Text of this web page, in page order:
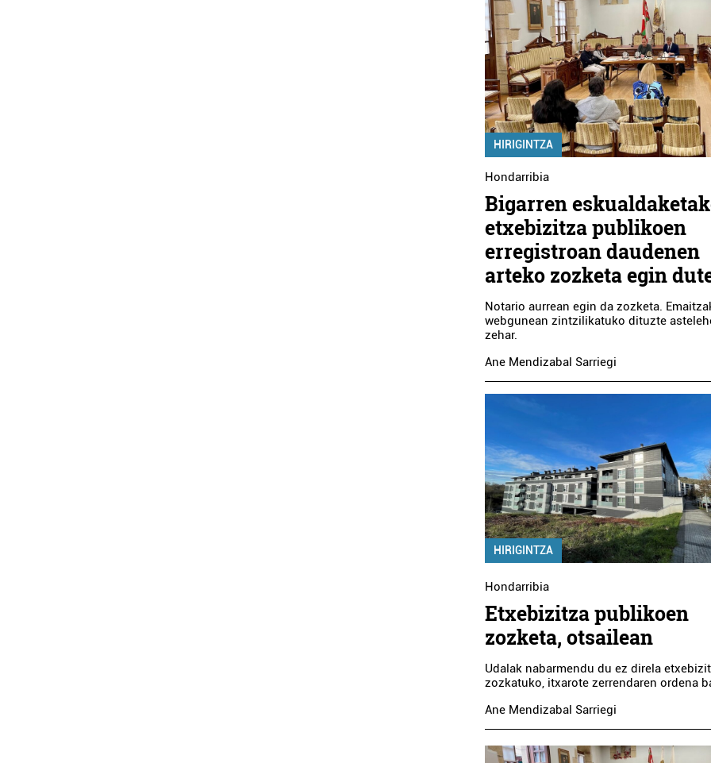
HIRIGINTZA
Hondarribia
Bigarren
etxebizitza publikoen
erregistroan daudenen
arteko zozketa egin
Notario aurrean egin da zozketa.
webgunean zintzilikatuko dituzte
zehar.
Ane Mendizabal Sarriegi
HIRIGINTZA
Hondarribia
Etxebizitza publikoen
zozketa, otsailean
Udalak nabarmendu du ez direla
zozkatuko, itxarote zerrendaren ordena
Ane Mendizabal Sarriegi